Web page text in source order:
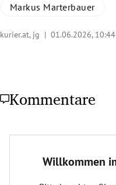
Markus Marterbauer
kurier.at, jg | 01.06.2026, 10:44
Kommentare